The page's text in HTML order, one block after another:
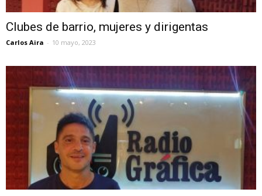
Clubes de barrio, mujeres y dirigentas
Carlos Aira - 10 mayo, 2023